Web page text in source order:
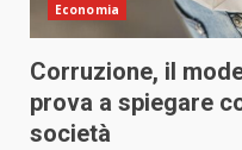
Economia
Corruzione, il
prova a spiegare
società